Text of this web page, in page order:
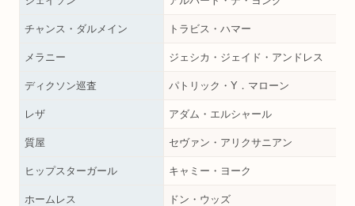
チャンス・ダルメイン トラビス・ハマー
メラニー ジェシカ・ジェイド・アンドレス
ディクソン巡査 パトリック・Y．マローン
レザ アダム・エルシャール
質屋 セヴァン・アリクサニアン
ヒップスターガール キャミー・ヨーク
ホームレス ドン・ウッズ